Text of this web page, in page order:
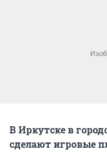
В Иркутске в
сделают игровые